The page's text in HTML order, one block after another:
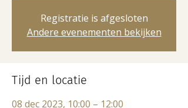
Registratie is afgesloten
Andere evenementen bekijken
Tijd en locatie
08 dec 2023, 10:00 – 12:00